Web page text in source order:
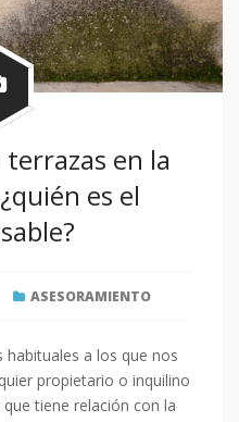
en la
es el
ASESORAMIENTO
a los que nos
propietario o inquilino
tiene relación con la